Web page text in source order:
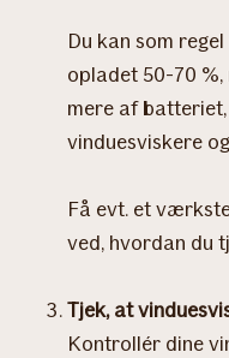
Du kan som
opladet 50-70
mere af
vinduesviskere
Få evt. et
ved, hvordan du
Tjek, at
Kontrollér dine